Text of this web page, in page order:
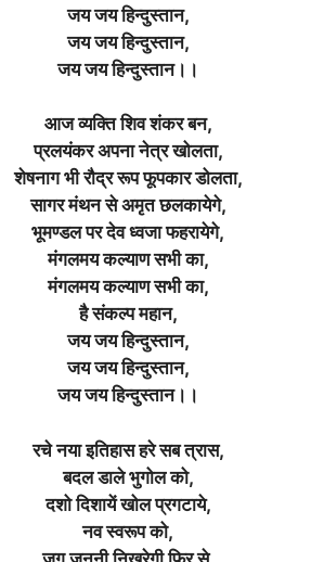
जय जय हिन्दुस्तान,
जय जय हिन्दुस्तान,
जय जय हिन्दुस्तान।।
आज व्यक्ति शिव शंकर बन,
प्रलयंकर अपना नेत्र खोलता,
शेषनाग भी रौद्र रूप फूपकार डोलता,
सागर मंथन से अमृत छलकायेगे,
भूमण्डल पर देव ध्वजा फहरायेगे,
मंगलमय कल्याण सभी का,
मंगलमय कल्याण सभी का,
है संकल्प महान,
जय जय हिन्दुस्तान,
जय जय हिन्दुस्तान,
जय जय हिन्दुस्तान।।
रचे नया इतिहास हरे सब त्रास,
बदल डाले भुगोल को,
दशो दिशायें खोल प्रगटाये,
नव स्वरूप को,